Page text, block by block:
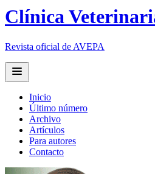
Clínica
Revista oficial de AVEPA
Open main menu
Inicio
Último número
Archivo
Artículos
Para autores
Contacto